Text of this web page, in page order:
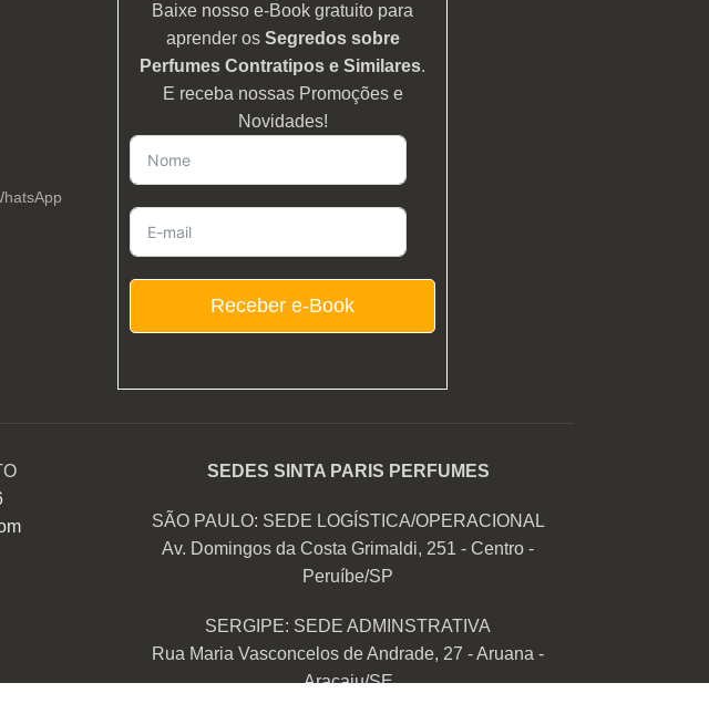
Baixe nosso e-Book gratuito para
aprender os Segredos sobre
Perfumes Contratipos e Similares.
E receba nossas Promoções e
Novidades!
Receber e-Book
SEDES SINTA PARIS PERFUMES
SÃO PAULO: SEDE LOGÍSTICA/OPERACIONAL
Av. Domingos da Costa Grimaldi, 251 - Centro -
Peruíbe/SP
SERGIPE: SEDE ADMINSTRATIVA
Rua Maria Vasconcelos de Andrade, 27 - Aruana -
Aracaju/SE